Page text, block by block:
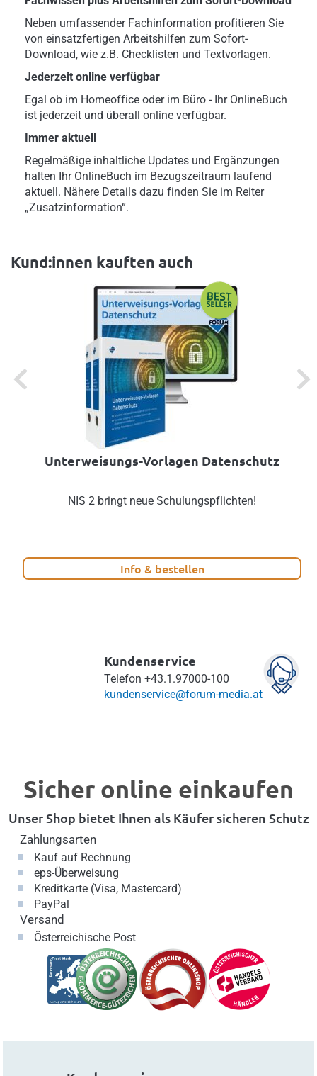
Neben umfassender Fachinformation profitieren Sie
von einsatzfertigen Arbeitshilfen zum Sofort-
Download, wie z.B. Checklisten und Textvorlagen.
Jederzeit online verfügbar
Egal ob im Homeoffice oder im Büro - Ihr OnlineBuch
ist jederzeit und überall online verfügbar.
Immer aktuell
Regelmäßige inhaltliche Updates und Ergänzungen
halten Ihr OnlineBuch im Bezugszeitraum laufend
aktuell. Nähere Details dazu finden Sie im Reiter
„Zusatzinformation“.
Kund:innen kauften auch
Previous Next
Unterweisungs-Vorlagen Datenschutz
NIS 2 bringt neue Schulungspflichten!
Info & bestellen
Kundenservice
Telefon +43.1.97000-100
kundenservice@forum-media.at
Sicher online einkaufen
Unser Shop bietet Ihnen als Käufer sicheren Schutz
Zahlungsarten
Kauf auf Rechnung
eps-Überweisung
Kreditkarte (Visa, Mastercard)
PayPal
Versand
Österreichische Post